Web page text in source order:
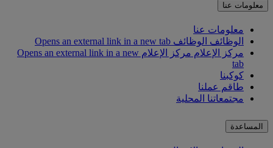
معلومات عنا
معلومات عنا
الوظائف الوظائف Opens an external link in a new tab
مركز الإعلام
مركز الإعلام Opens an external link in a new
tab
كوكبنا
طاقم عملنا
مجتمعاتنا المحلية
المساعدة